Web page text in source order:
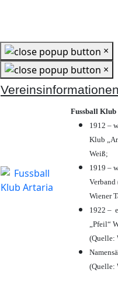
×
×
Fussball
1912 –
Klub
Weiß;
1919 –
Verband
Wiener
1922 –
„Pfeil“
(Quelle:
(Quelle: